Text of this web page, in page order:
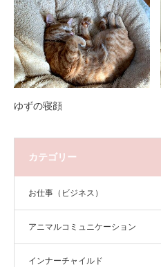
ゆずの寝顔
カテゴリー
お仕事（ビジネス）
アニマルコミュニケーション
インナーチャイルド